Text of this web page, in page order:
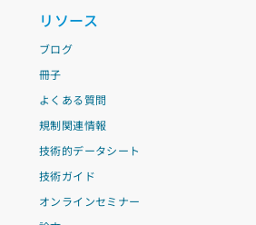
リソース
ブログ
冊子
よくある質問
規制関連情報
技術的データシート
技術ガイド
オンラインセミナー